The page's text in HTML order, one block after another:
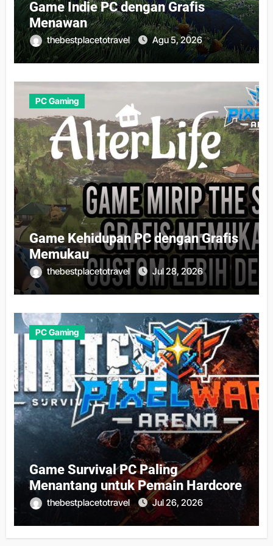
Game Indie PC dengan Grafis
Menawan
thebestplacetotravel Agu 5, 2026
PC Gaming
Game Kehidupan PC dengan Grafis
Memukau
thebestplacetotravel Jul 28, 2026
PC Gaming
Game Survival PC Paling
Menantang untuk Pemain Hardcore
thebestplacetotravel Jul 26, 2026